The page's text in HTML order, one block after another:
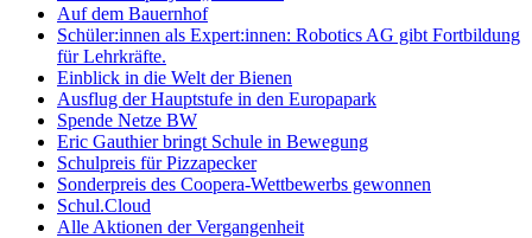
Auf dem Bauernhof
Schüler:innen als Expert:innen: Robotics AG gibt Fortbildung
für Lehrkräfte.
Einblick in die Welt der Bienen
Ausflug der Hauptstufe in den Europapark
Spende Netze BW
Eric Gauthier bringt Schule in Bewegung
Schulpreis für Pizzapecker
Sonderpreis des Coopera-Wettbewerbs gewonnen
Schul.Cloud
Alle Aktionen der Vergangenheit